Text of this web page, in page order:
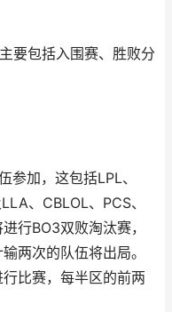
要包括入围赛、胜败分
参加，这包括LPL、
、CBLOL、PCS、
行BO3双败淘汰赛，
两次的队伍将出局。
比赛，每半区的前两